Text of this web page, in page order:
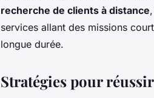
recherche de clients à distance
services allant des missions
longue durée.
Stratégies pour